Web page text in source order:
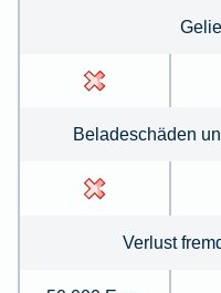
Beladeschäden
Verlust